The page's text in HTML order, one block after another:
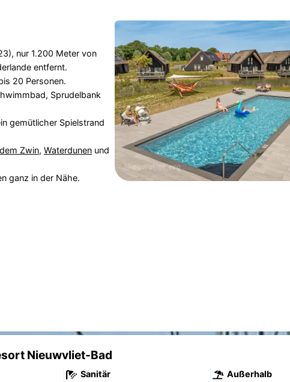
nur 1.200 Meter von
entfernt.
20 Personen.
Sprudelbank
gemütlicher Spielstrand
dem Zwin, Waterdunenund
ganz in der Nähe.
Nieuwvliet-Bad
Sanitär
Außerhalb